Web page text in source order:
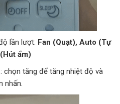
lần lượt: Fan (Quạt), Auto (Tự
ẩm)
tăng để tăng nhiệt độ và
nhấn.